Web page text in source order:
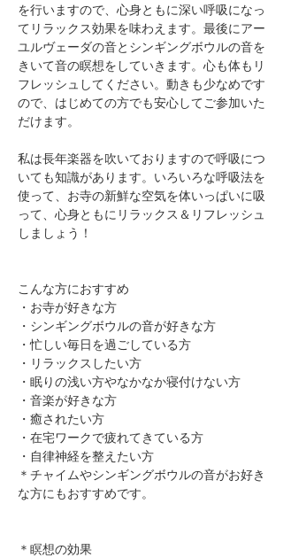
を行いますので、心身ともに深い呼吸になっ
てリラックス効果を味わえます。最後にアー
ユルヴェーダの音とシンギングボウルの音を
きいて音の瞑想をしていきます。心も体もリ
フレッシュしてください。動きも少なめです
ので、はじめての方でも安心してご参加いた
だけます。
私は長年楽器を吹いておりますので呼吸につ
いても知識があります。いろいろな呼吸法を
使って、お寺の新鮮な空気を体いっぱいに吸
って、心身ともにリラックス＆リフレッシュ
しましょう！
​こんな方におすすめ
・お寺が好きな方
​・シンギングボウルの音が好きな方
​・忙しい毎日を過ごしている方
・リラックスしたい方
・眠りの浅い方やなかなか寝付けない方
​・音楽が好きな方
​・癒されたい方
・在宅ワークで疲れてきている方
・自律神経を整えたい方
＊チャイムやシンギングボウルの音がお好き
な方にもおすすめです。
＊瞑想の効果